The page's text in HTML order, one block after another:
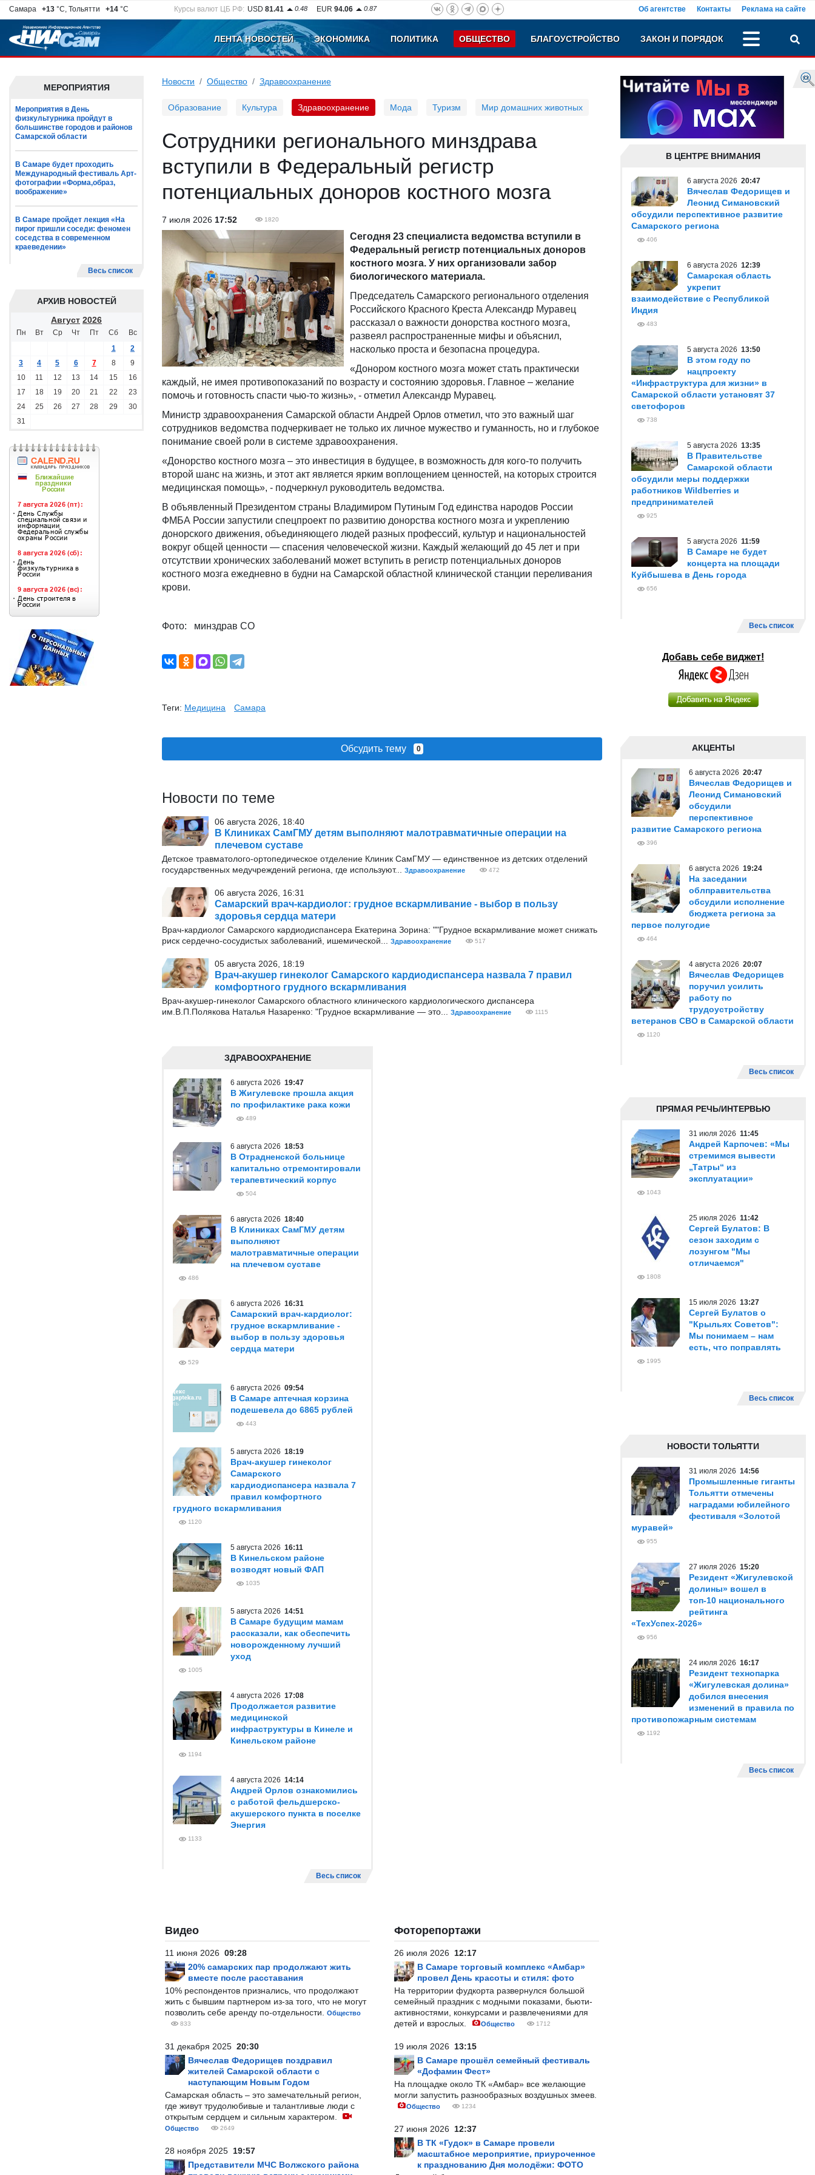
Самара +13 °C, Тольятти +14 °C Курсы валют ЦБ РФ: USD 81.41 0.48 EUR 94.06 0.87 Об агентстве Контакты Реклама на сайте
ЛЕНТА НОВОСТЕЙ ЭКОНОМИКА ПОЛИТИКА ОБЩЕСТВО БЛАГОУСТРОЙСТВО ЗАКОН И ПОРЯДОК
МЕРОПРИЯТИЯ
Мероприятия в День
физкультурника пройдут в
большинстве городов и районов
Самарской области
В Самаре будет проходить
Международный фестиваль Арт-
фотографии «Форма,образ,
воображение»
В Самаре пройдет лекция «На
пирог пришли соседи: феномен
соседства в современном
краеведении»
Весь список
АРХИВ НОВОСТЕЙ
Август 2026
Пн Вт Ср Чт Пт Сб
Вс
1
2
3
4 5 6 7 8
9
10
11 12 13 14 15
16
17
18 19 20 21 22
23
24
25 26 27 28 29
30
31
Новости Общество Здравоохранение
Образование Культура Здравоохранение Мода Туризм Мир домашних животных
Сотрудники регионального минздрава
вступили в Федеральный регистр
потенциальных доноров костного мозга
7 июля 2026 17:52 1820
Сегодня 23 специалиста ведомства вступили в
Федеральный регистр потенциальных доноров
костного мозга. У них организовали забор
биологического материала.
Председатель Самарского регионального отделения
Российского Красного Креста Александр Муравец
рассказал о важности донорства костного мозга,
развеял распространенные мифы и объяснил,
насколько проста и безопасна процедура.
«Донором костного мозга может стать практически
каждый, не имея противопоказаний по возрасту и состоянию здоровья. Главное – желание
помочь и готовность спасти чью-то жизнь», - отметил Александр Муравец.
Министр здравоохранения Самарской области Андрей Орлов отметил, что это важный шаг
сотрудников ведомства подчеркивает не только их личное мужество и гуманность, но и глубокое
понимание своей роли в системе здравоохранения.
«Донорство костного мозга – это инвестиция в будущее, в возможность для кого-то получить
второй шанс на жизнь, и этот акт является ярким воплощением ценностей, на которых строится
медицинская помощь», - подчеркнул руководитель ведомства.
В объявленный Президентом страны Владимиром Путиным Год единства народов России
ФМБА России запустили спецпроект по развитию донорства костного мозга и укреплению
донорского движения, объединяющего людей разных профессий, культур и национальностей
вокруг общей ценности — спасения человеческой жизни. Каждый желающий до 45 лет и при
отсутствии хронических заболеваний может вступить в регистр потенциальных доноров
костного мозга ежедневно в будни на Самарской областной клинической станции переливания
крови.
Фото: минздрав СО
Теги: Медицина Самара
Обсудить тему 0
Новости по теме
06 августа 2026, 18:40
В Клиниках СамГМУ детям выполняют малотравматичные операции на
плечевом суставе
Детское травматолого-ортопедическое отделение Клиник СамГМУ — единственное из детских отделений
государственных медучреждений региона, где используют...
Здравоохранение 472
06 августа 2026, 16:31
Самарский врач-кардиолог: грудное вскармливание - выбор в пользу
здоровья сердца матери
Врач-кардиолог Самарского кардиодиспансера Екатерина Зорина: ""Грудное вскармливание может снижать
риск сердечно-сосудистых заболеваний, ишемической...
Здравоохранение 517
05 августа 2026, 18:19
Врач-акушер гинеколог Самарского кардиодиспансера назвала 7 правил
комфортного грудного вскармливания
Врач-акушер-гинеколог Самарского областного клинического кардиологического диспансера
им.В.П.Полякова Наталья Назаренко: "Грудное вскармливание — это...
Здравоохранение 1115
ЗДРАВООХРАНЕНИЕ
6 августа 2026 19:47
В Жигулевске прошла акция
по профилактике рака кожи
489
6 августа 2026 18:53
В Отрадненской больнице
капитально отремонтировали
терапевтический корпус
504
6 августа 2026 18:40
В Клиниках СамГМУ детям
выполняют
малотравматичные операции
на плечевом суставе
486
6 августа 2026 16:31
Самарский врач-кардиолог:
грудное вскармливание -
выбор в пользу здоровья
сердца матери
529
6 августа 2026 09:54
В Самаре аптечная корзина
подешевела до 6865 рублей
443
5 августа 2026 18:19
Врач-акушер гинеколог
Самарского
кардиодиспансера назвала 7
правил комфортного
грудного вскармливания
1120
5 августа 2026 16:11
В Кинельском районе
возводят новый ФАП
1035
5 августа 2026 14:51
В Самаре будущим мамам
рассказали, как обеспечить
новорожденному лучший
уход
1005
4 августа 2026 17:08
Продолжается развитие
медицинской
инфраструктуры в Кинеле и
Кинельском районе
1194
4 августа 2026 14:14
Андрей Орлов ознакомились
с работой фельдшерско-
акушерского пункта в поселке
Энергия
1133
Весь список
Видео
11 июня 2026 09:28
20% самарских пар продолжают жить
вместе после расставания
10% респондентов признались, что продолжают
жить с бывшим партнером из-за того, что не могут
позволить себе аренду по-отдельности.
Общество
833
31 декабря 2025 20:30
Вячеслав Федорищев поздравил
жителей Самарской области с
наступающим Новым Годом
Самарская область – это замечательный регион,
где живут трудолюбивые и талантливые люди с
открытым сердцем и сильным характером.
Общество 2649
28 ноября 2025 19:57
Представители МЧС Волжского района
Фоторепортажи
26 июля 2026 12:17
В Самаре торговый комплекс «Амбар»
провел День красоты и стиля: фото
На территории фудкорта развернулся большой
семейный праздник с модными показами, бьюти-
активностями, конкурсами и развлечениями для
детей и взрослых.
Общество 1712
19 июля 2026 13:15
В Самаре прошёл семейный фестиваль
«Дофамин Фест»
На площадке около ТК «Амбар» все желающие
могли запустить разнообразных воздушных змеев.
Общество 1234
27 июня 2026 12:37
В ТК «Гудок» в Самаре провели
масштабное мероприятие, приуроченное
к празднованию Дня молодёжи: ФОТО
В ЦЕНТРЕ ВНИМАНИЯ
6 августа 2026 20:47
Вячеслав Федорищев и
Леонид Симановский
обсудили перспективное развитие
Самарского региона
406
6 августа 2026 12:39
Самарская область
укрепит
взаимодействие с Республикой
Индия
483
5 августа 2026 13:50
В этом году по
нацпроекту
«Инфраструктура для жизни» в
Самарской области установят 37
светофоров
738
5 августа 2026 13:35
В Правительстве
Самарской области
обсудили меры поддержки
работников Wildberries и
предпринимателей
925
5 августа 2026 11:59
В Самаре не будет
концерта на площади
Куйбышева в День города
656
Весь список
Добавь себе виджет!
АКЦЕНТЫ
6 августа 2026 20:47
Вячеслав Федорищев и
Леонид Симановский
обсудили
перспективное
развитие Самарского региона
396
6 августа 2026 19:24
На заседании
облправительства
обсудили исполнение
бюджета региона за
первое полугодие
464
4 августа 2026 20:07
Вячеслав Федорищев
поручил усилить
работу по
трудоустройству
ветеранов СВО в Самарской области
1120
Весь список
ПРЯМАЯ РЕЧЬ/ИНТЕРВЬЮ
31 июля 2026 11:45
Андрей Карпочев: «Мы
стремимся вывести
„Татры“ из
эксплуатации»
1043
25 июля 2026 11:42
Сергей Булатов: В
сезон заходим с
лозунгом "Мы
отличаемся"
1808
15 июля 2026 13:27
Сергей Булатов о
"Крыльях Советов":
Мы понимаем – нам
есть, что поправлять
1995
Весь список
НОВОСТИ ТОЛЬЯТТИ
31 июля 2026 14:56
Промышленные гиганты
Тольятти отмечены
наградами юбилейного
фестиваля «Золотой
муравей»
955
27 июля 2026 15:20
Резидент «Жигулевской
долины» вошел в
топ-10 национального
рейтинга
«ТехУспех-2026»
956
24 июля 2026 16:17
Резидент технопарка
«Жигулевская долина»
добился внесения
изменений в правила по
противопожарным системам
1192
Весь список